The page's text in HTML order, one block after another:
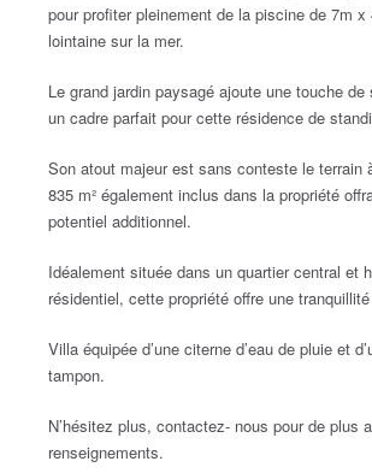
pour profiter pleinement de la piscine de 7m
lointaine sur la mer.
Le grand jardin paysagé ajoute une touche
un cadre parfait pour cette résidence de
Son atout majeur est sans conteste le terrain
835 m² également inclus dans la propriété
potentiel additionnel.
Idéalement située dans un quartier central et
résidentiel, cette propriété offre une
Villa équipée d’une citerne d’eau de pluie et
tampon.
N’hésitez plus, contactez- nous pour de plus
renseignements.